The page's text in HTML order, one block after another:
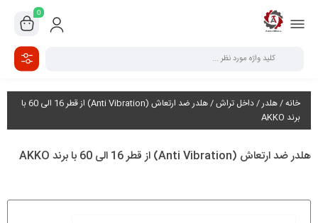
0
خانه/هلدر/داخل تراش
/ هلدر ضد ارتعاش (Anti Vibration) از قطر 16 الی 60 با
برند AKKO
هلدر ضد ارتعاش (Anti Vibration) از قطر 16 الی 60 با برند AKKO